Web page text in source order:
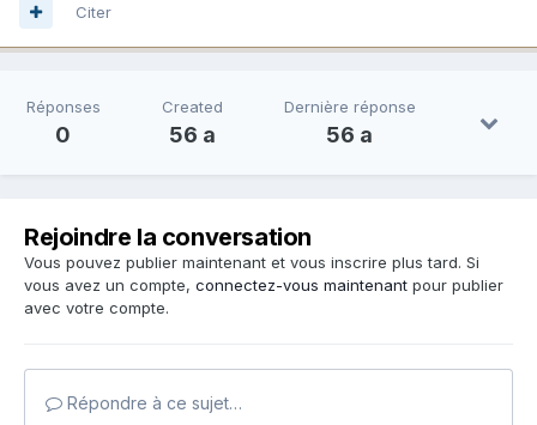
Citer
Réponses
0
Created
56 a
Dernière réponse
56 a
Rejoindre la conversation
Vous pouvez publier maintenant et vous inscrire plus tard. Si
vous avez un compte, connectez-vous maintenant pour publier
avec votre compte.
Répondre à ce sujet…